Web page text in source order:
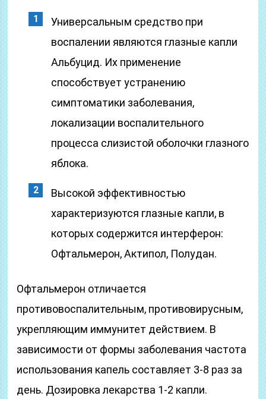
Универсальным средство при
воспалении являются глазные капли
Альбуцид. Их применение
способствует устранению
симптоматики заболевания,
локализации воспалительного
процесса слизистой оболочки глазного
яблока.
Высокой эффективностью
характеризуются глазные капли, в
которых содержится интерферон:
Офтальмерон, Актипол, Полудан.
Офтальмерон отличается
противовоспалительным, противовирусным,
укрепляющим иммунитет действием. В
зависимости от формы заболевания частота
использования капель составляет 3-8 раз за
день. Дозировка лекарства 1-2 капли.